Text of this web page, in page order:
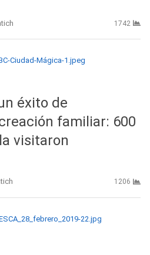
1742
éxito de
familiar: 600
visitaron
1206